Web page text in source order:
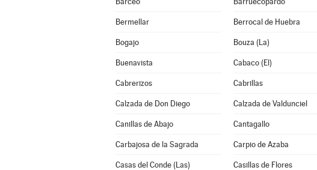
Bermellar Berrocal de Huebra
Bogajo Bouza (La)
Buenavista Cabaco (El)
Cabrerizos Cabrillas
Calzada de Don Diego Calzada de Valdunciel
Canillas de Abajo Cantagallo
Carbajosa de la Sagrada Carpio de Azaba
Casas del Conde (Las) Casillas de Flores